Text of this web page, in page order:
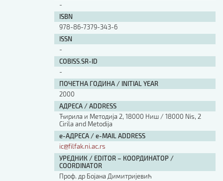
-
ISBN
978-86-7379-343-6
ISSN
-
COBISS.SR-ID
-
ПОЧЕТНА ГОДИНА / INITIAL YEAR
2000
АДРЕСА / ADDRESS
Ћирила и Методија 2, 18000 Ниш / 18000 Nis, 2
Cirila and Metodija
е-АДРЕСА / e-MAIL ADDRESS
ic@filfak.ni.ac.rs
УРЕДНИК / EDITOR – КООРДИНАТОР /
COORDINATOR
Проф. др Бојана Димитријевић